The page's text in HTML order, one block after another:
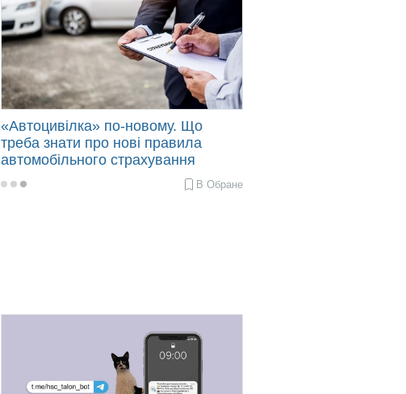
«Автоцивілка» по-новому. Що
треба знати про нові правила
автомобільного страхування
2024-
В Обране